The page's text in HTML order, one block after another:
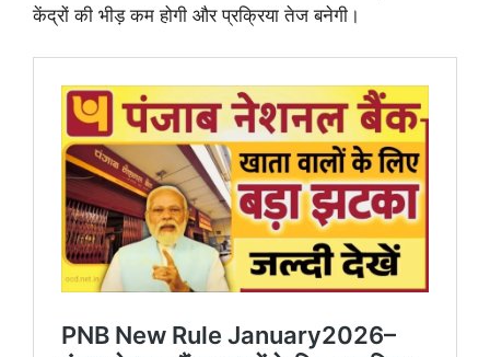
केंद्रों की भीड़ कम होगी और प्रक्रिया तेज बनेगी।